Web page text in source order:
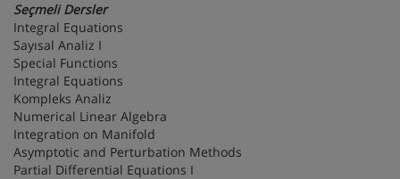
Seçmeli Dersler
Integral Equations
Sayısal Analiz I
Special Functions
Integral Equations
Kompleks Analiz
Numerical Linear Algebra
Integration on Manifold
Asymptotic and Perturbation Methods
Partial Differential Equations I